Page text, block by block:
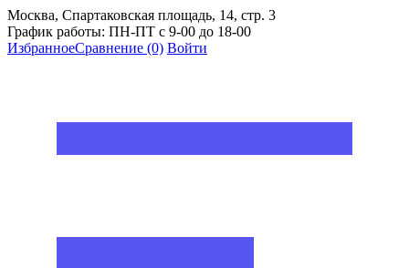
Москва, Спартаковская площадь, 14, стр. 3
График работы: ПН-ПТ с 9-00 до 18-00
ИзбранноеСравнение (0) Войти